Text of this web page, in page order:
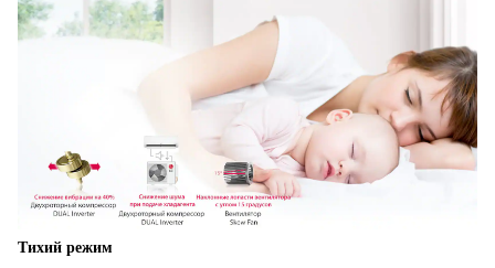
Тихий режим